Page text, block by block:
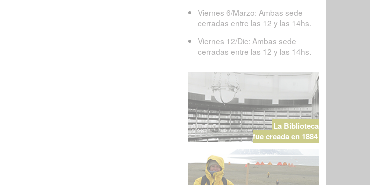
Viernes 6/Marzo: Ambas sede
cerradas entre las 12 y las 14hs.
Viernes 12/Dic: Ambas sede
cerradas entre las 12 y las 14hs.
La Biblioteca
fue creada en 1884